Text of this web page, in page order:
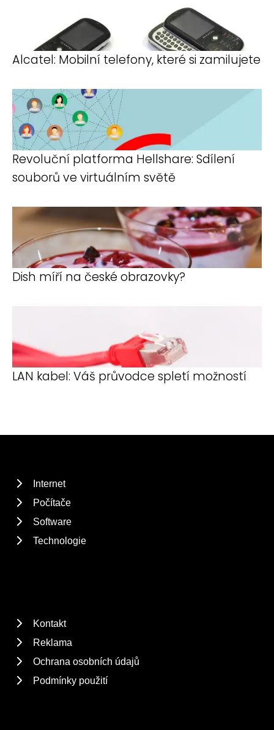
Alcatel: Mobilní telefony, které si zamilujete
Revoluční platforma Hellshare: Sdílení
souborů ve virtuálním světě
Dish míří na české obrazovky?
LAN kabel: Váš průvodce spletí možností
Internet
Počítače
Software
Technologie
Kontakt
Reklama
Ochrana osobních údajů
Podmínky použití